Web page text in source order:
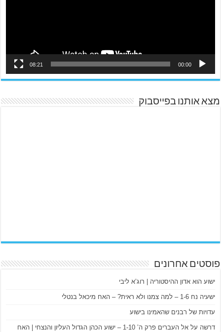
00:00
08:21
מצא אותנו בפייסבוק
פוסטים אחרונים
ישוע הוא אדון ההיסטוריה | רוג’א ליבי
ישעיה נח 1-6 – למה צמנו ולא ראית? – האח מיכאל בנטלי
עדויות של רבנים שהאמינו בישוע
דרשה על אל העברים פרק ה’ 1-10 – ישוע הכהן הגדול העליון והנצחי | האח